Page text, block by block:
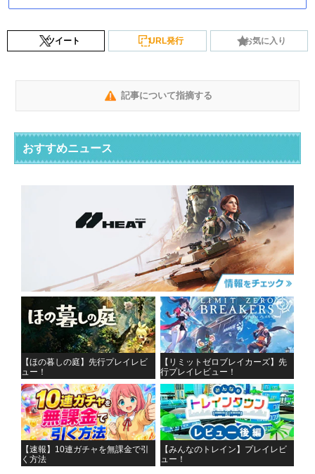
ツイート URL発行 お気に入り
記事について指摘する
おすすめニュース
【ほの暮しの庭】先行プレイレビ
ュー！
【リミットゼロブレイカーズ】先
行プレイレビュー！
【速報】10連ガチャを無課金で引
く方法
【みんなのトレイン】プレイレビ
ュー！